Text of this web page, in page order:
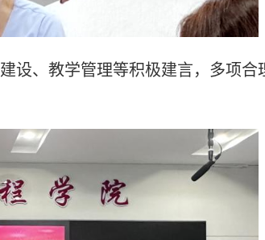
设、教学管理等积极建言，多项合